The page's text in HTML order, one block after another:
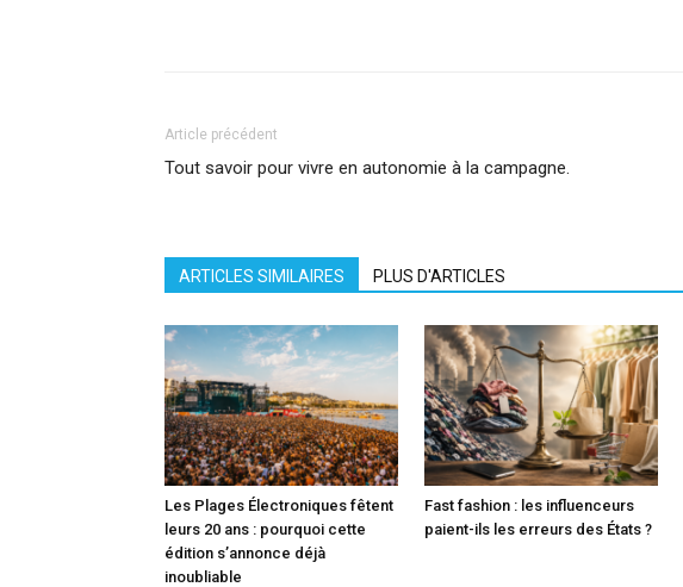
Article précédent
Tout savoir pour vivre en autonomie à la campagne.
ARTICLES SIMILAIRES PLUS D'ARTICLES
Les Plages Électroniques fêtent
leurs 20 ans : pourquoi cette
édition s’annonce déjà
inoubliable
Fast fashion : les influenceurs
paient-ils les erreurs des États ?